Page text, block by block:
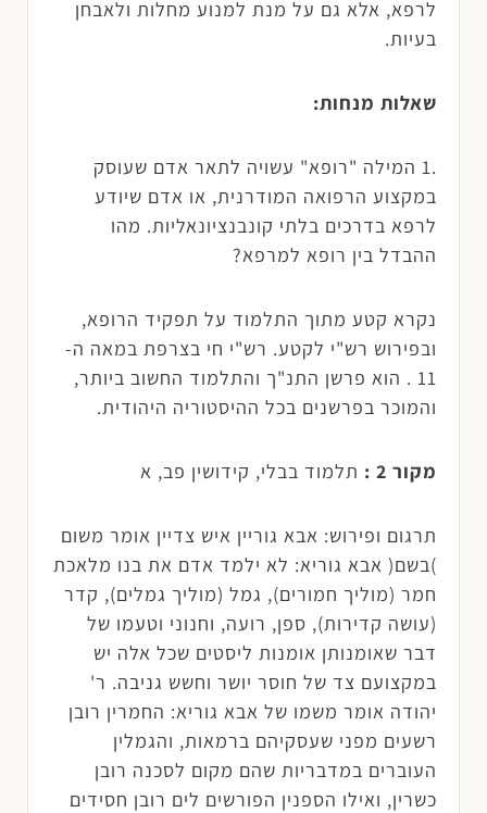
לרפא, אלא גם על מנת למנוע מחלות ולאבחן
בעיות.
שאלות מנחות:
.1 המילה "רופא" עשויה לתאר אדם שעוסק
במקצוע הרפואה המודרנית, או אדם שיודע
לרפא בדרכים בלתי קונבנציונאליות. מהו
ההבדל בין רופא למרפא?
נקרא קטע מתוך התלמוד על תפקיד הרופא,
ובפירוש רש"י לקטע. רש"י חי בצרפת במאה ה-
11 . הוא פרשן התנ"ך והתלמוד החשוב ביותר,
והמוכר בפרשנים בכל ההיסטוריה היהודית.
מקור 2 : תלמוד בבלי, קידושין פב, א
תרגום ופירוש: אבא גוריין איש צדיין אומר משום
)בשם( אבא גוריא: לא ילמד אדם את בנו מלאכת
חמר (מוליך חמורים), גמל (מוליך גמלים), קדר
(עושה קדירות), ספן, רועה, וחנוני וטעמו של
דבר שאומנותן אומנות ליסטים שכל אלה יש
במקצועם צד של חוסר יושר וחשש גניבה. ר'
יהודה אומר משמו של אבא גוריא: החמרין רובן
רשעים מפני שעסקיהם ברמאות, והגמלין
העוברים במדבריות שהם מקום לסכנה רובן
כשרין, ואילו הספנין הפורשים לים רובן חסידים